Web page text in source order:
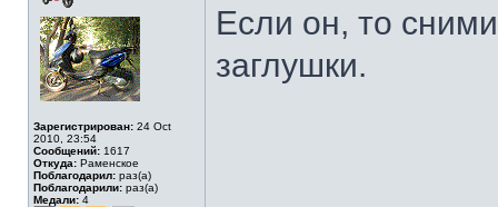
Зарегистрирован: 24 Oct
2010, 23:54
Сообщений: 1617
Откуда: Раменское
Поблагодарил: раз(а)
Поблагодарили: раз(а)
Медали: 4
Если он, то
заглушки.